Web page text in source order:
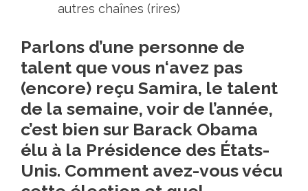
autres chaînes (rires)
Parlons d’une personne de
talent que vous n‘avez pas
(encore) reçu Samira, le talent
de la semaine, voir de l’année,
c’est bien sur Barack Obama
élu à la Présidence des États-
Unis. Comment avez-vous vécu